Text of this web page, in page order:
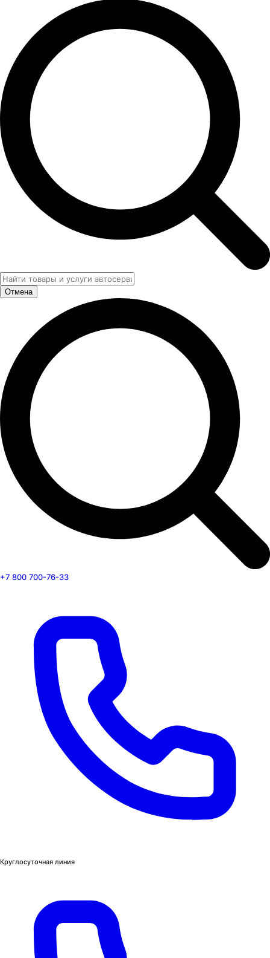
Отмена
+7 800 700-76-33
Круглосуточная линия